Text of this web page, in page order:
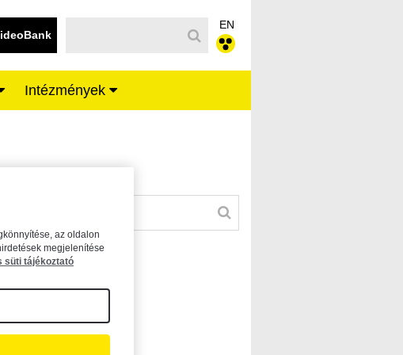
EN
Intézmények
az oldalon
megjelenítése
süti tájékoztató